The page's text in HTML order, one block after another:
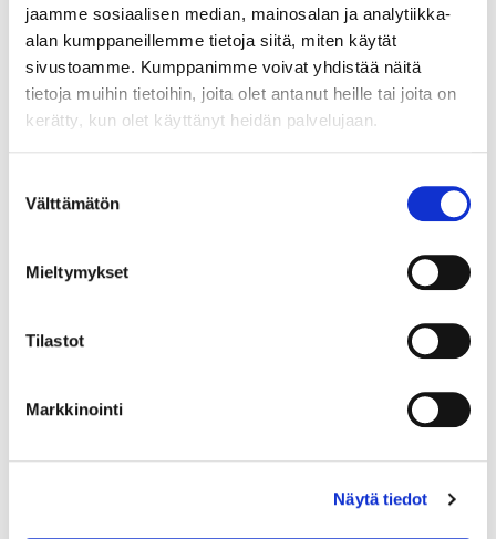
jaamme sosiaalisen median, mainosalan ja analytiikka-
alan kumppaneillemme tietoja siitä, miten käytät
sivustoamme. Kumppanimme voivat yhdistää näitä
tietoja muihin tietoihin, joita olet antanut heille tai joita on
kerätty, kun olet käyttänyt heidän palvelujaan.
valinta
Välttämätön
Mieltymykset
Tilastot
Markkinointi
Näytä tiedot
Country (*):
I'd like to receive the Vermo newsletter
(*) Information is mandatory